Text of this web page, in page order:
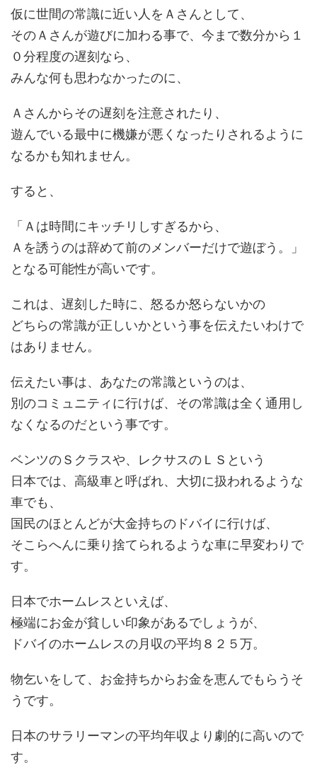
仮に世間の常識に近い人をＡさんとして、
そのＡさんが遊びに加わる事で、今まで数分から１
０分程度の遅刻なら、
みんな何も思わなかったのに、
Ａさんからその遅刻を注意されたり、
遊んでいる最中に機嫌が悪くなったりされるように
なるかも知れません。
すると、
「Ａは時間にキッチリしすぎるから、
Ａを誘うのは辞めて前のメンバーだけで遊ぼう。」
となる可能性が高いです。
これは、遅刻した時に、怒るか怒らないかの
どちらの常識が正しいかという事を伝えたいわけで
はありません。
伝えたい事は、あなたの常識というのは、
別のコミュニティに行けば、その常識は全く通用し
なくなるのだという事です。
ベンツのＳクラスや、レクサスのＬＳという
日本では、高級車と呼ばれ、大切に扱われるような
車でも、
国民のほとんどが大金持ちのドバイに行けば、
そこらへんに乗り捨てられるような車に早変わりで
す。
日本でホームレスといえば、
極端にお金が貧しい印象があるでしょうが、
ドバイのホームレスの月収の平均８２５万。
物乞いをして、お金持ちからお金を恵んでもらうそ
うです。
日本のサラリーマンの平均年収より劇的に高いので
す。